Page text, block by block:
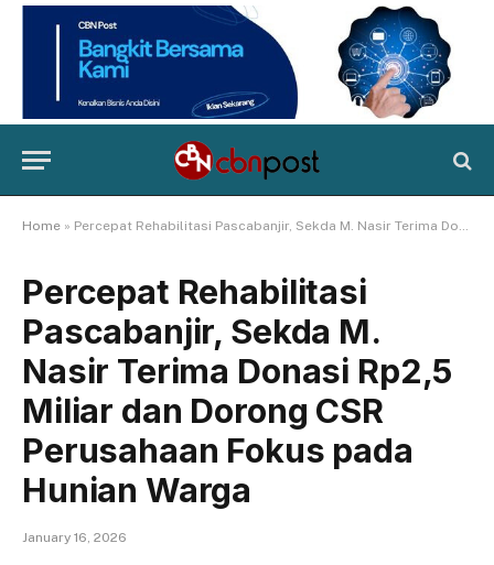
Home » Percepat Rehabilitasi Pascabanjir, Sekda M. Nasir Terima Donasi Rp2,5 Miliar dan Dorong CSR Perusahaan Fokus pada Hunian Warga
Percepat Rehabilitasi
Pascabanjir, Sekda M.
Nasir Terima Donasi Rp2,5
Miliar dan Dorong CSR
Perusahaan Fokus pada
Hunian Warga
January 16, 2026